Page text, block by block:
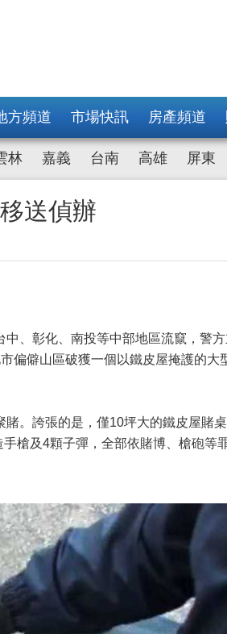
方頻道 市場快訊 房產頻道
林 嘉義 台南 高雄 屏東
送偵辦
、彰化、南投等中部地區流竄，警
偏僻山區破獲一個以鐵皮屋掩護的大
。誇張的是，僅10坪大的鐵皮屋賭
槍及4顆子彈，全部依賭博、槍砲等